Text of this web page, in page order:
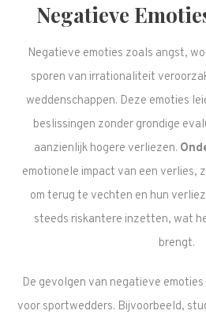
Negatieve
Negatieve emoties zoals angst,
sporen van irrationaliteit
weddenschappen. Deze emoties
beslissingen zonder grondige
aanzienlijk hogere verliezen.
emotionele impact van een verlies,
om terug te vechten en hun
steeds riskantere inzetten, wat
brengt.
De gevolgen van negatieve
voor sportwedders. Bijvoorbeeld,